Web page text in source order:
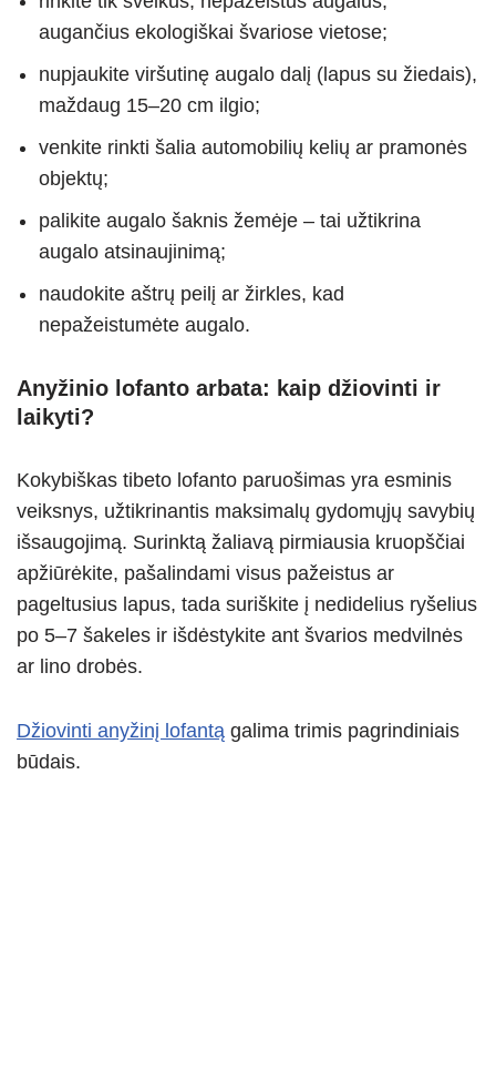
augančius ekologiškai švariose vietose;
nupjaukite viršutinę augalo dalį (lapus su žiedais),
maždaug 15–20 cm ilgio;
venkite rinkti šalia automobilių kelių ar pramonės
objektų;
palikite augalo šaknis žemėje – tai užtikrina
augalo atsinaujinimą;
naudokite aštrų peilį ar žirkles, kad
nepažeistumėte augalo.
Anyžinio lofanto arbata: kaip džiovinti ir
laikyti?
Kokybiškas tibeto lofanto paruošimas yra esminis
veiksnys, užtikrinantis maksimalų gydomųjų savybių
išsaugojimą. Surinktą žaliavą pirmiausia kruopščiai
apžiūrėkite, pašalindami visus pažeistus ar
pageltusius lapus, tada suriškite į nedidelius ryšelius
po 5–7 šakeles ir išdėstykite ant švarios medvilnės
ar lino drobės.
Džiovinti anyžinį lofantą galima trimis pagrindiniais
būdais.